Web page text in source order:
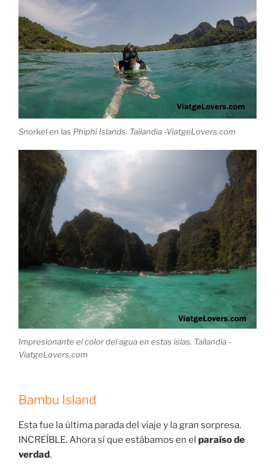
Snorkel en las Phiphi Islands. Tailandia -ViatgeLovers.com
Impresionante el color del agua en estas islas. Tailandia -
ViatgeLovers.com
Bambu Island
Esta fue la última parada del viaje y la gran sorpresa.
INCREÍBLE. Ahora sí que estábamos en el paraíso de
verdad.